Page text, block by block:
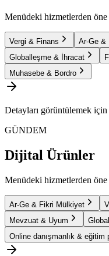
Menüdeki hizmetlerden
Vergi & Finans Ar-Ge &
Globalleşme & İhracat
Muhasebe & Bordro
Detayları görüntülemek
GÜNDEM
Dijital Ürünler
Menüdeki hizmetlerden
Ar-Ge & Fikri Mülkiyet
Mevzuat & Uyum
Online danışmanlık & eğitim